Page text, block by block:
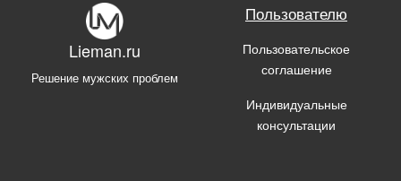
Lieman.ru
Решение мужских проблем
Пользователю
Пользовательское
соглашение
Индивидуальные
консультации